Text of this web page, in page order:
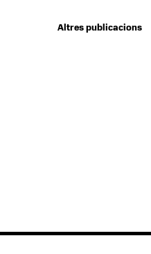
Altres publicacions